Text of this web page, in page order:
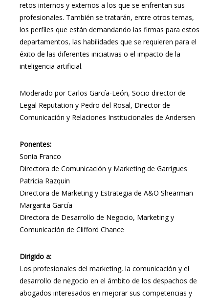
retos internos y externos a los que se enfrentan sus
profesionales. También se tratarán, entre otros temas,
los perfiles que están demandando las firmas para estos
departamentos, las habilidades que se requieren para el
éxito de las diferentes iniciativas o el impacto de la
inteligencia artificial.
Moderado por Carlos García-León, Socio director de
Legal Reputation y Pedro del Rosal, Director de
Comunicación y Relaciones Institucionales de Andersen
Ponentes:
Sonia Franco
Directora de Comunicación y Marketing de Garrigues
Patricia Razquin
Directora de Marketing y Estrategia de A&O Shearman
Margarita García
Directora de Desarrollo de Negocio, Marketing y
Comunicación de Clifford Chance
Dirigido a:
Los profesionales del marketing, la comunicación y el
desarrollo de negocio en el ámbito de los despachos de
abogados interesados en mejorar sus competencias y